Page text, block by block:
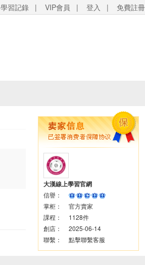
學習記錄 | VIP會員 | 登入 | 免費註冊
大漢線上學習官網
信譽：
掌柜：
官方賣家
課程：
1128件
創店：
2025-06-14
聯繫：
點擊聯繫客服